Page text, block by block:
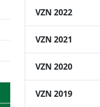
VZN 2022
VZN 2021
VZN 2020
VZN 2019